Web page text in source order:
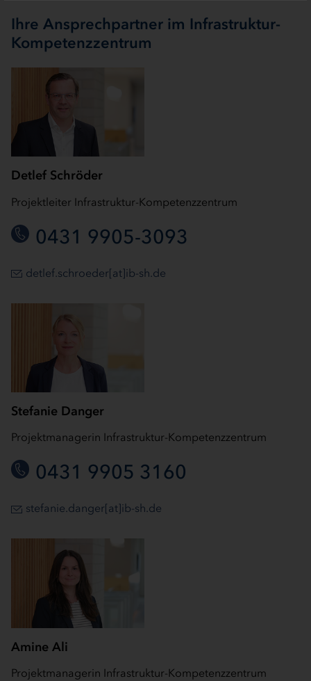
Ihre Ansprechpartner im Infrastruktur-
Kompetenzzentrum
Detlef Schröder
Projektleiter Infrastruktur-Kompetenzzentrum
0431 9905-3093
detlef.schroeder[at]ib-sh.de
Stefanie Danger
Projektmanagerin Infrastruktur-Kompetenzzentrum
0431 9905 3160
stefanie.danger[at]ib-sh.de
Amine Ali
Projektmanagerin Infrastruktur-Kompetenzzentrum